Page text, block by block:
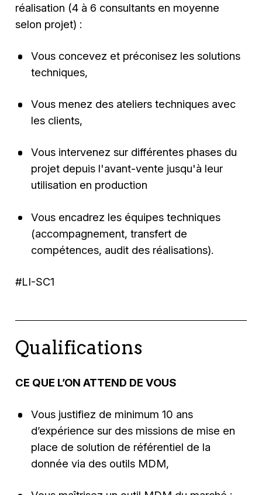
réalisation (4 à 6 consultants en moyenne
selon projet) :
Vous concevez et préconisez les solutions
techniques,
Vous menez des ateliers techniques avec
les clients,
Vous intervenez sur différentes phases du
projet depuis l'avant-vente jusqu'à leur
utilisation en production
Vous encadrez les équipes techniques
(accompagnement, transfert de
compétences, audit des réalisations).
#LI-SC1
Qualifications
CE QUE L’ON ATTEND DE VOUS
Vous justifiez de minimum 10 ans
d’expérience sur des missions de mise en
place de solution de référentiel de la
donnée via des outils MDM,